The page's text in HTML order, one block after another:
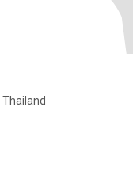
Thailand